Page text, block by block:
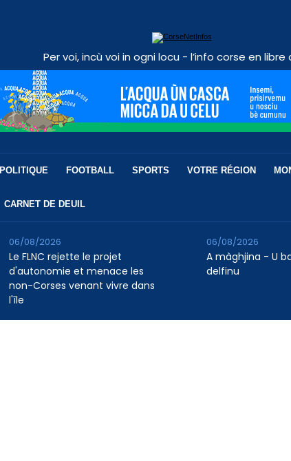
Per voi, incù voi in ogni locu - l’info corse en libre
POLITIQUE FOOTBALL SPORTS VOTRE RÉGION
CARNET DE DEUIL
Le FLNC rejette le projet
d'autonomie et menace les
non-Corses venant vivre dans
l'île
06/08/2026
A màghjina - U
delfinu
06/08/2026